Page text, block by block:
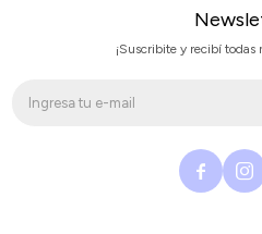
¡Suscribite y recibí todas
 